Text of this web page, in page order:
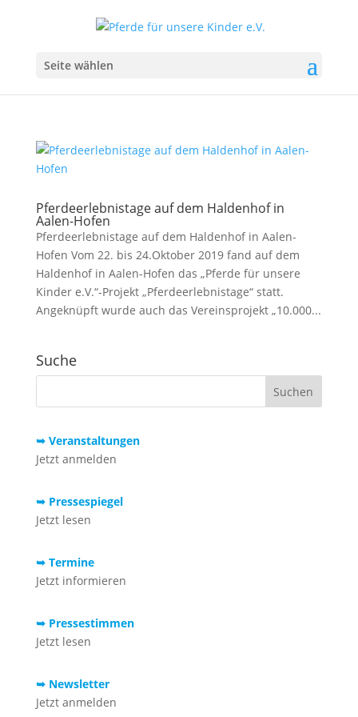
Seite wählen
Pferdeerlebnistage auf dem Haldenhof in
Aalen-Hofen
Pferdeerlebnistage auf dem Haldenhof in Aalen-
Hofen Vom 22. bis 24.Oktober 2019 fand auf dem
Haldenhof in Aalen-Hofen das „Pferde für unsere
Kinder e.V.“-Projekt „Pferdeerlebnistage“ statt.
Angeknüpft wurde auch das Vereinsprojekt „10.000...
Suche
➥ Veranstaltungen
Jetzt anmelden
➥ Pressespiegel
Jetzt lesen
➥ Termine
Jetzt informieren
➥ Pressestimmen
Jetzt lesen
➥ Newsletter
Jetzt anmelden